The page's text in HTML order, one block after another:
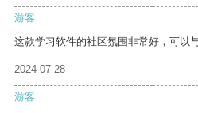
游客
这款学习软件的社区氛围非常好，可以
2024-07-28
游客